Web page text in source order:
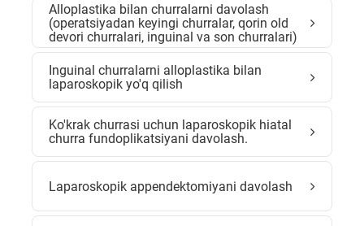
Alloplastika bilan churralarni davolash
(operatsiyadan keyingi churralar, qorin old
devori churralari, inguinal va son churralari)
Inguinal churralarni alloplastika bilan
laparoskopik yo'q qilish
Ko'krak churrasi uchun laparoskopik hiatal
churra fundoplikatsiyani davolash.
Laparoskopik appendektomiyani davolash